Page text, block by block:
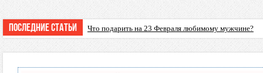
Последние статьи Что подарить на 23 Февраля любимому мужчине?